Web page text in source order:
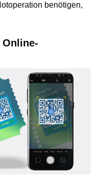
benötigen,
Online-